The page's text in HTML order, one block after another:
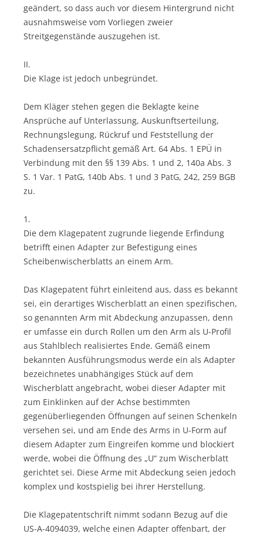
geändert, so dass auch vor diesem Hintergrund nicht
ausnahmsweise vom Vorliegen zweier
Streitgegenstände auszugehen ist.
II.
Die Klage ist jedoch unbegründet.
Dem Kläger stehen gegen die Beklagte keine
Ansprüche auf Unterlassung, Auskunftserteilung,
Rechnungslegung, Rückruf und Feststellung der
Schadensersatzpflicht gemäß Art. 64 Abs. 1 EPÜ in
Verbindung mit den §§ 139 Abs. 1 und 2, 140a Abs. 3
S. 1 Var. 1 PatG, 140b Abs. 1 und 3 PatG, 242, 259 BGB
zu.
1.
Die dem Klagepatent zugrunde liegende Erfindung
betrifft einen Adapter zur Befestigung eines
Scheibenwischerblatts an einem Arm.
Das Klagepatent führt einleitend aus, dass es bekannt
sei, ein derartiges Wischerblatt an einen spezifischen,
so genannten Arm mit Abdeckung anzupassen, denn
er umfasse ein durch Rollen um den Arm als U-Profil
aus Stahlblech realisiertes Ende. Gemäß einem
bekannten Ausführungsmodus werde ein als Adapter
bezeichnetes unabhängiges Stück auf dem
Wischerblatt angebracht, wobei dieser Adapter mit
zum Einklinken auf der Achse bestimmten
gegenüberliegenden Öffnungen auf seinen Schenkeln
versehen sei, und am Ende des Arms in U-Form auf
diesem Adapter zum Eingreifen komme und blockiert
werde, wobei die Öffnung des „U“ zum Wischerblatt
gerichtet sei. Diese Arme mit Abdeckung seien jedoch
komplex und kostspielig bei ihrer Herstellung.
Die Klagepatentschrift nimmt sodann Bezug auf die
US-A-4094039, welche einen Adapter offenbart, der